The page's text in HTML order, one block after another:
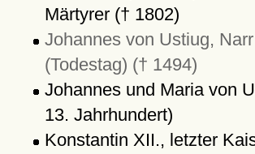
Märtyrer († 1802)
Johannes von Ustiug,
(Todestag) († 1494)
Johannes und Maria von
13. Jahrhundert)
Konstantin XII., letzter